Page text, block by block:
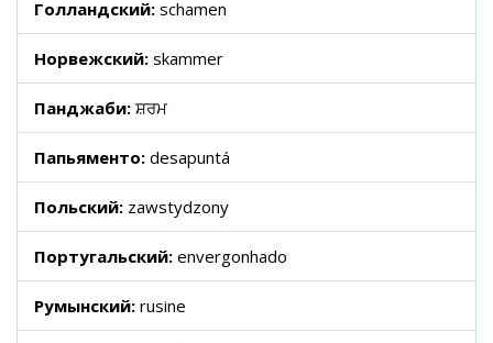
Голландский: schamen
Норвежский: skammer
Панджаби: ਸ਼ਰਮ
Папьяменто: desapuntá
Польский: zawstydzony
Португальский: envergonhado
Румынский: rusine